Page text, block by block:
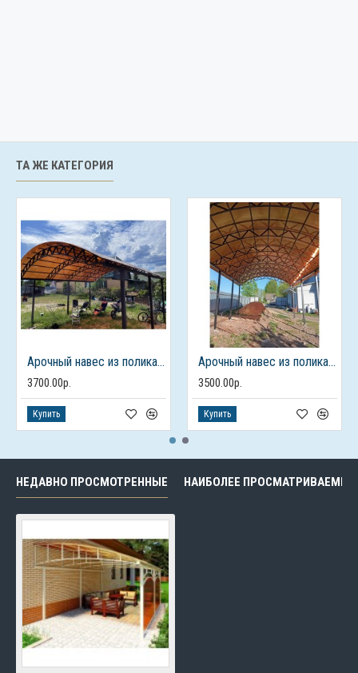
ТА ЖЕ КАТЕГОРИЯ
Арочный навес из поликарбоната
3700.00р.
Купить
Арочный навес из поликарбоната
3500.00р.
Купить
НЕДАВНО ПРОСМОТРЕННЫЕ НАИБОЛЕЕ ПРОСМАТРИВАЕМЫЕ